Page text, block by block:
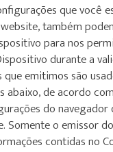
que você
também
para nos
durante a
que emitimos são
abaixo, de acordo
do navegador
Somente o emissor
contidas no